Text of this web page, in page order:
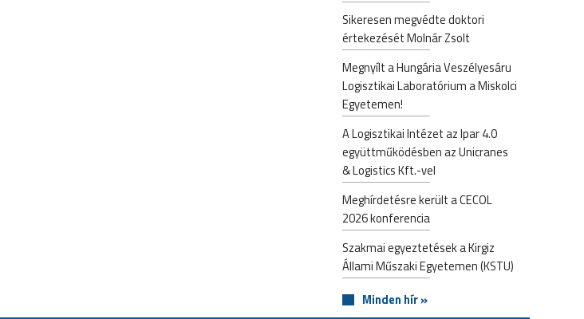
Sikeresen megvédte doktori
értekezését Molnár Zsolt
Megnyílt a Hungária Veszélyesáru
Logisztikai Laboratórium a Miskolci
Egyetemen!
A Logisztikai Intézet az Ipar 4.0
együttműködésben az Unicranes
& Logistics Kft.-vel
Meghírdetésre került a CECOL
2026 konferencia
Szakmai egyeztetések a Kirgiz
Állami Műszaki Egyetemen (KSTU)
Minden hír »